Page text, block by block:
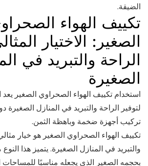
الضيقة.
تكييف الهواء
الصغير: الاختيار
الراحة والتبريد في
الصغيرة
استخدام تكييف الهواء الصحراوي الصغير يعد
لتوفير الراحة والتبريد في المنازل الصغيرة
تركيب أجهزة ضخمة وباهظة الثمن.
تكييف الهواء الصحراوي الصغير هو خيار
والتبريد في المنازل الصغيرة. يتميز هذا
بحجمه الصغير الذي يجعله مناسبًا للمساحات